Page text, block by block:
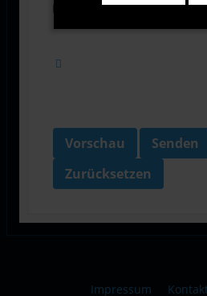
Ich bin damit einverstanden,
Vorschau
Senden
Zurücksetzen
Impressum